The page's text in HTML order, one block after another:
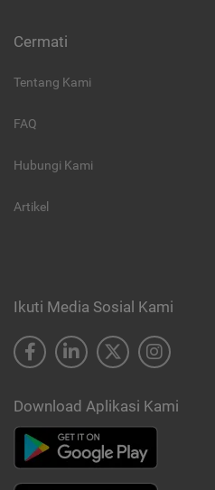
Cermati
Tentang Kami
FAQ
Hubungi Kami
Artikel
Ikuti Media Sosial Kami
Download Aplikasi Kami